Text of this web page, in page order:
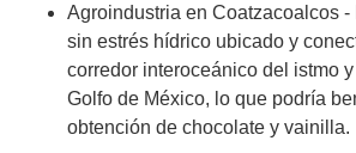
Agroindustria en Coatzacoalcos -
sin estrés hídrico ubicado y
corredor interoceánico del istmo
Golfo de México, lo que podría
obtención de chocolate y vainilla.